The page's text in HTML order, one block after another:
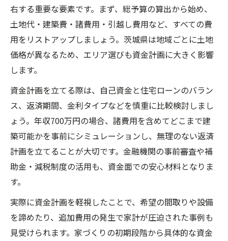
右する重要な要素です。まず、総予算の算出から始め、
土地代・建築費・諸費用・引越し費用など、すべての費
用をリストアップしましょう。茨城県は地域ごとに土地
価格が異なるため、エリア選びも資金計画に大きく影響
します。
資金計画を立てる際は、自己資金と住宅ローンのバラン
ス、返済期間、金利タイプなどを慎重に比較検討しまし
ょう。年収700万円の場合、諸費用を含めてどこまで建
築可能かを事前にシミュレーションし、無理のない返済
計画を立てることが大切です。金融機関の事前審査や補
助金・減税制度の活用も、資金面での安心材料となりま
す。
実際に資金計画を軽視したことで、希望の間取りや設備
を諦めたり、追加費用の発生で家計が圧迫された事例も
見受けられます。家づくりの初期段階から具体的な資金